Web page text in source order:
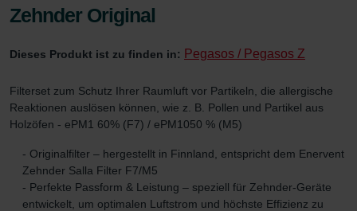
Zehnder Original
Dieses Produkt ist zu finden in: Pegasos / Pegasos Z
Filterset zum Schutz Ihrer Raumluft vor Partikeln, die allergische
Reaktionen auslösen können, wie z. B. Pollen und Partikel aus
Holzöfen - ePM1 60% (F7) / ePM1050 % (M5)
- Originalfilter – hergestellt in Finnland, entspricht dem Enervent
Zehnder Salla Filter F7/M5
- Perfekte Passform & Leistung – speziell für Zehnder-Geräte
entwickelt, um optimalen Luftstrom und höchste Effizienz zu